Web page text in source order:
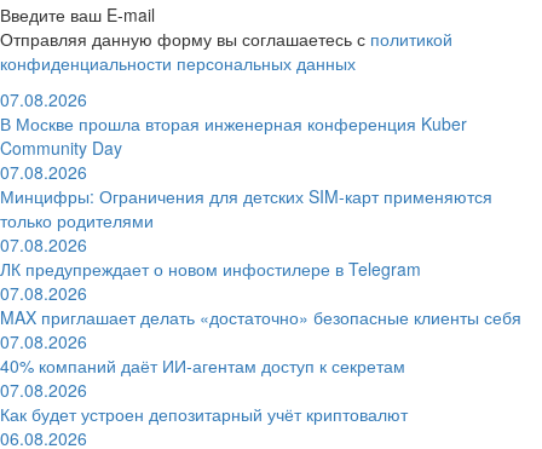
Введите ваш E-mail
Отправляя данную форму вы соглашаетесь с политикой
конфиденциальности персональных данных
07.08.2026
В Москве прошла вторая инженерная конференция Kuber
Community Day
07.08.2026
Минцифры: Ограничения для детских SIM-карт применяются
только родителями
07.08.2026
ЛК предупреждает о новом инфостилере в Telegram
07.08.2026
MAX приглашает делать «достаточно» безопасные клиенты себя
07.08.2026
40% компаний даёт ИИ‑агентам доступ к секретам
07.08.2026
Как будет устроен депозитарный учёт криптовалют
06.08.2026